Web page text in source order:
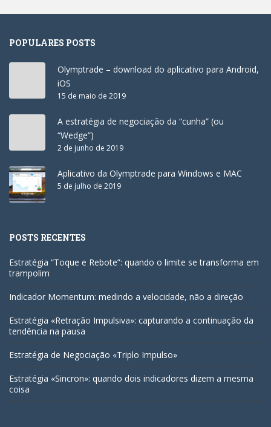
POPULARES POSTS
Olymptrade – download do aplicativo para Android,
iOS
15 de maio de 2019
A estratégia de negociação da “cunha” (ou
“Wedge”)
2 de junho de 2019
Aplicativo da Olymptrade para Windows e MAC
5 de julho de 2019
POSTS RECENTES
Estratégia “Toque e Rebote”: quando o limite se transforma em
trampolim
Indicador Momentum: medindo a velocidade, não a direção
Estratégia «Retração Impulsiva»: capturando a continuação da
tendência na pausa
Estratégia de Negociação «Triplo Impulso»
Estratégia «Sincron»: quando dois indicadores dizem a mesma
coisa